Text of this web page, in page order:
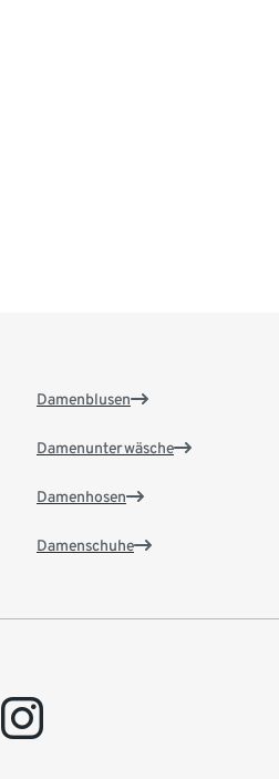
Damenblusen
Damenunterwäsche
Damenhosen
Damenschuhe
instagram